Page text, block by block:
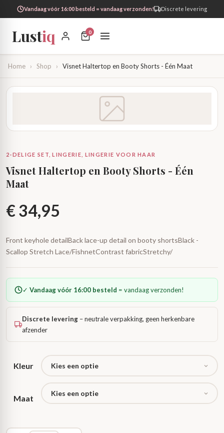
Vandaag vóór 16:00 besteld = vandaag verzonden! Discrete levering
Lustiq 0
Home › Shop › Visnet Haltertop en Booty Shorts - Één Maat
2-DELIGE SET, LINGERIE, LINGERIE VOOR HAAR
Visnet Haltertop en Booty Shorts - Één
Maat
€34,95
Front keyhole detailBack lace-up detail on booty shortsBlack -
Scallop Stretch Lace/FishnetContrast fabricStretchy/
✓ Vandaag vóór 16:00 besteld = vandaag verzonden!
Discrete levering – neutrale verpakking, geen herkenbare
afzender
Kleur
Maat